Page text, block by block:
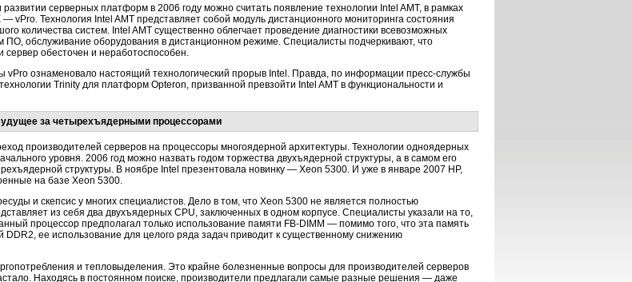
серверных платформ в 2006 году можно считать появление технологии Intel AMT, в рамках
Технология Intel AMT представляет собой модуль дистанционного мониторинга состояния
количества систем. Intel AMT существенно облегчает проведение диагностики всевозможных
обслуживание оборудования в дистанционном режиме. Специалисты подчеркивают, что
сервер обесточен и неработоспособен.
ознаменовало настоящий технологический прорыв Intel. Правда, по информации пресс-службы
Trinity для платформ Opteron, призванной превзойти Intel AMT в функциональности и
за четырехъядерными процессорами
производителей серверов на процессоры многоядерной архитектуры. Технологии одноядерных
уровня. 2006 год можно назвать годом торжества двухъядерной структуры, а в самом его
структуры. В ноябре Intel презентовала новинку — Xeon 5300. И уже в январе 2007 HP,
на базе Xeon 5300.
и скепсис у многих специалистов. Дело в том, что Xeon 5300 не является полностью
из себя два двухъядерных CPU, заключенных в одном корпусе. Специалисты указали на то,
процессор предполагал только использование памяти FB-DIMM — помимо того, что эта память
DDR2, ее использование для целого ряда задач приводит к существенному снижению
и тепловыделения. Это крайне болезненные вопросы для производителей серверов
Находясь в постоянном поиске, производители предлагали самые разные решения — даже